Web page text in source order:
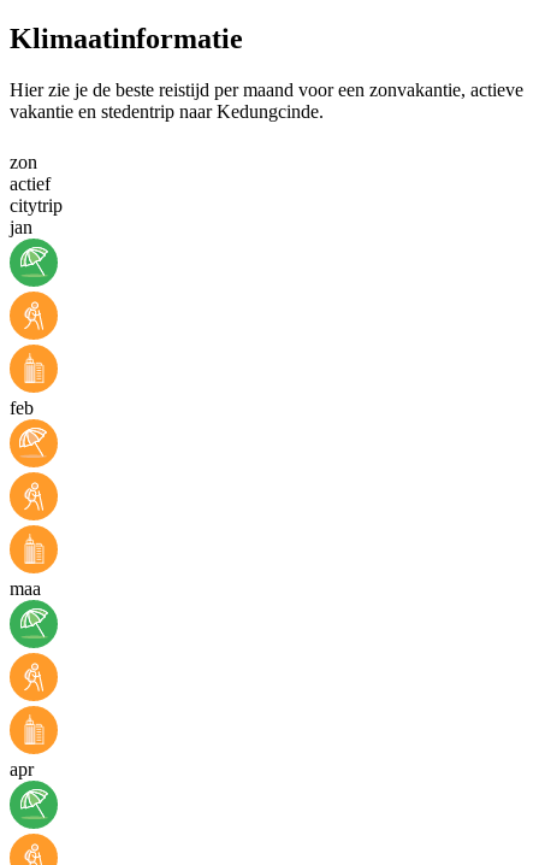
Klimaatinformatie
Hier zie je de beste reistijd per maand voor een zonvakantie, actieve
vakantie en stedentrip naar Kedungcinde.
zon
actief
citytrip
jan
feb
maa
apr